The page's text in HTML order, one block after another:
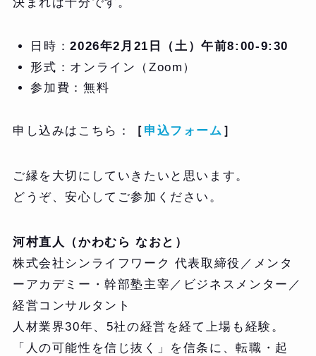
決まれば十分です。
日時：2026年2月21日（土）午前8:00-9:30
形式：オンライン（Zoom）
参加費：無料
申し込みはこちら： ［ 申込フォーム ］
ご縁を大切にしていきたいと思います。
どうぞ、安心してご参加ください。
河村直人（かわむら なおと）
株式会社シンライフワーク 代表取締役／メンタ
ーアカデミー・幹部塾主宰／ビジネスメンター／
経営コンサルタント
人材業界30年、5社の経営を経て上場も経験。
「人の可能性を信じ抜く」を信条に、転職・起